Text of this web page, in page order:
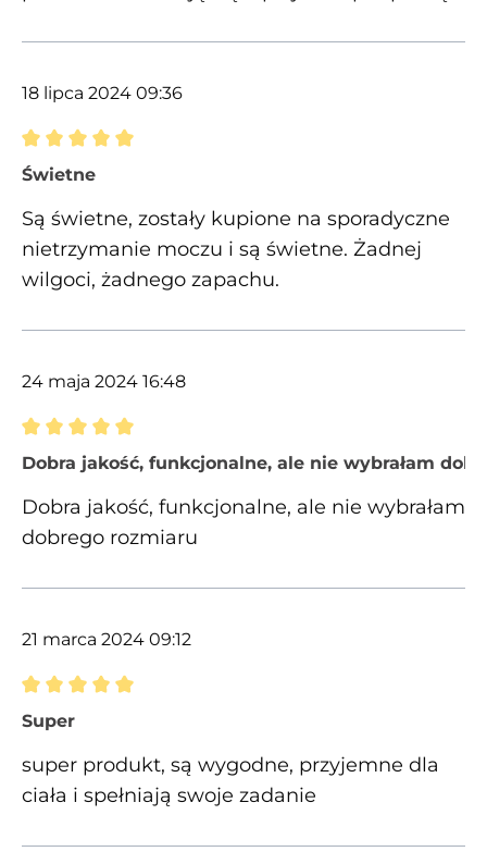
18 lipca 2024 09:36
Recenzja z oceną 5 spośród 5 gwiazdek
Świetne
Są świetne, zostały kupione na sporadyczne
nietrzymanie moczu i są świetne. Żadnej
wilgoci, żadnego zapachu.
24 maja 2024 16:48
Recenzja z oceną 5 spośród 5 gwiazdek
Dobra jakość, funkcjonalne, ale nie wybrałam
Dobra jakość, funkcjonalne, ale nie wybrałam
dobrego rozmiaru
21 marca 2024 09:12
Recenzja z oceną 5 spośród 5 gwiazdek
Super
super produkt, są wygodne, przyjemne dla
ciała i spełniają swoje zadanie